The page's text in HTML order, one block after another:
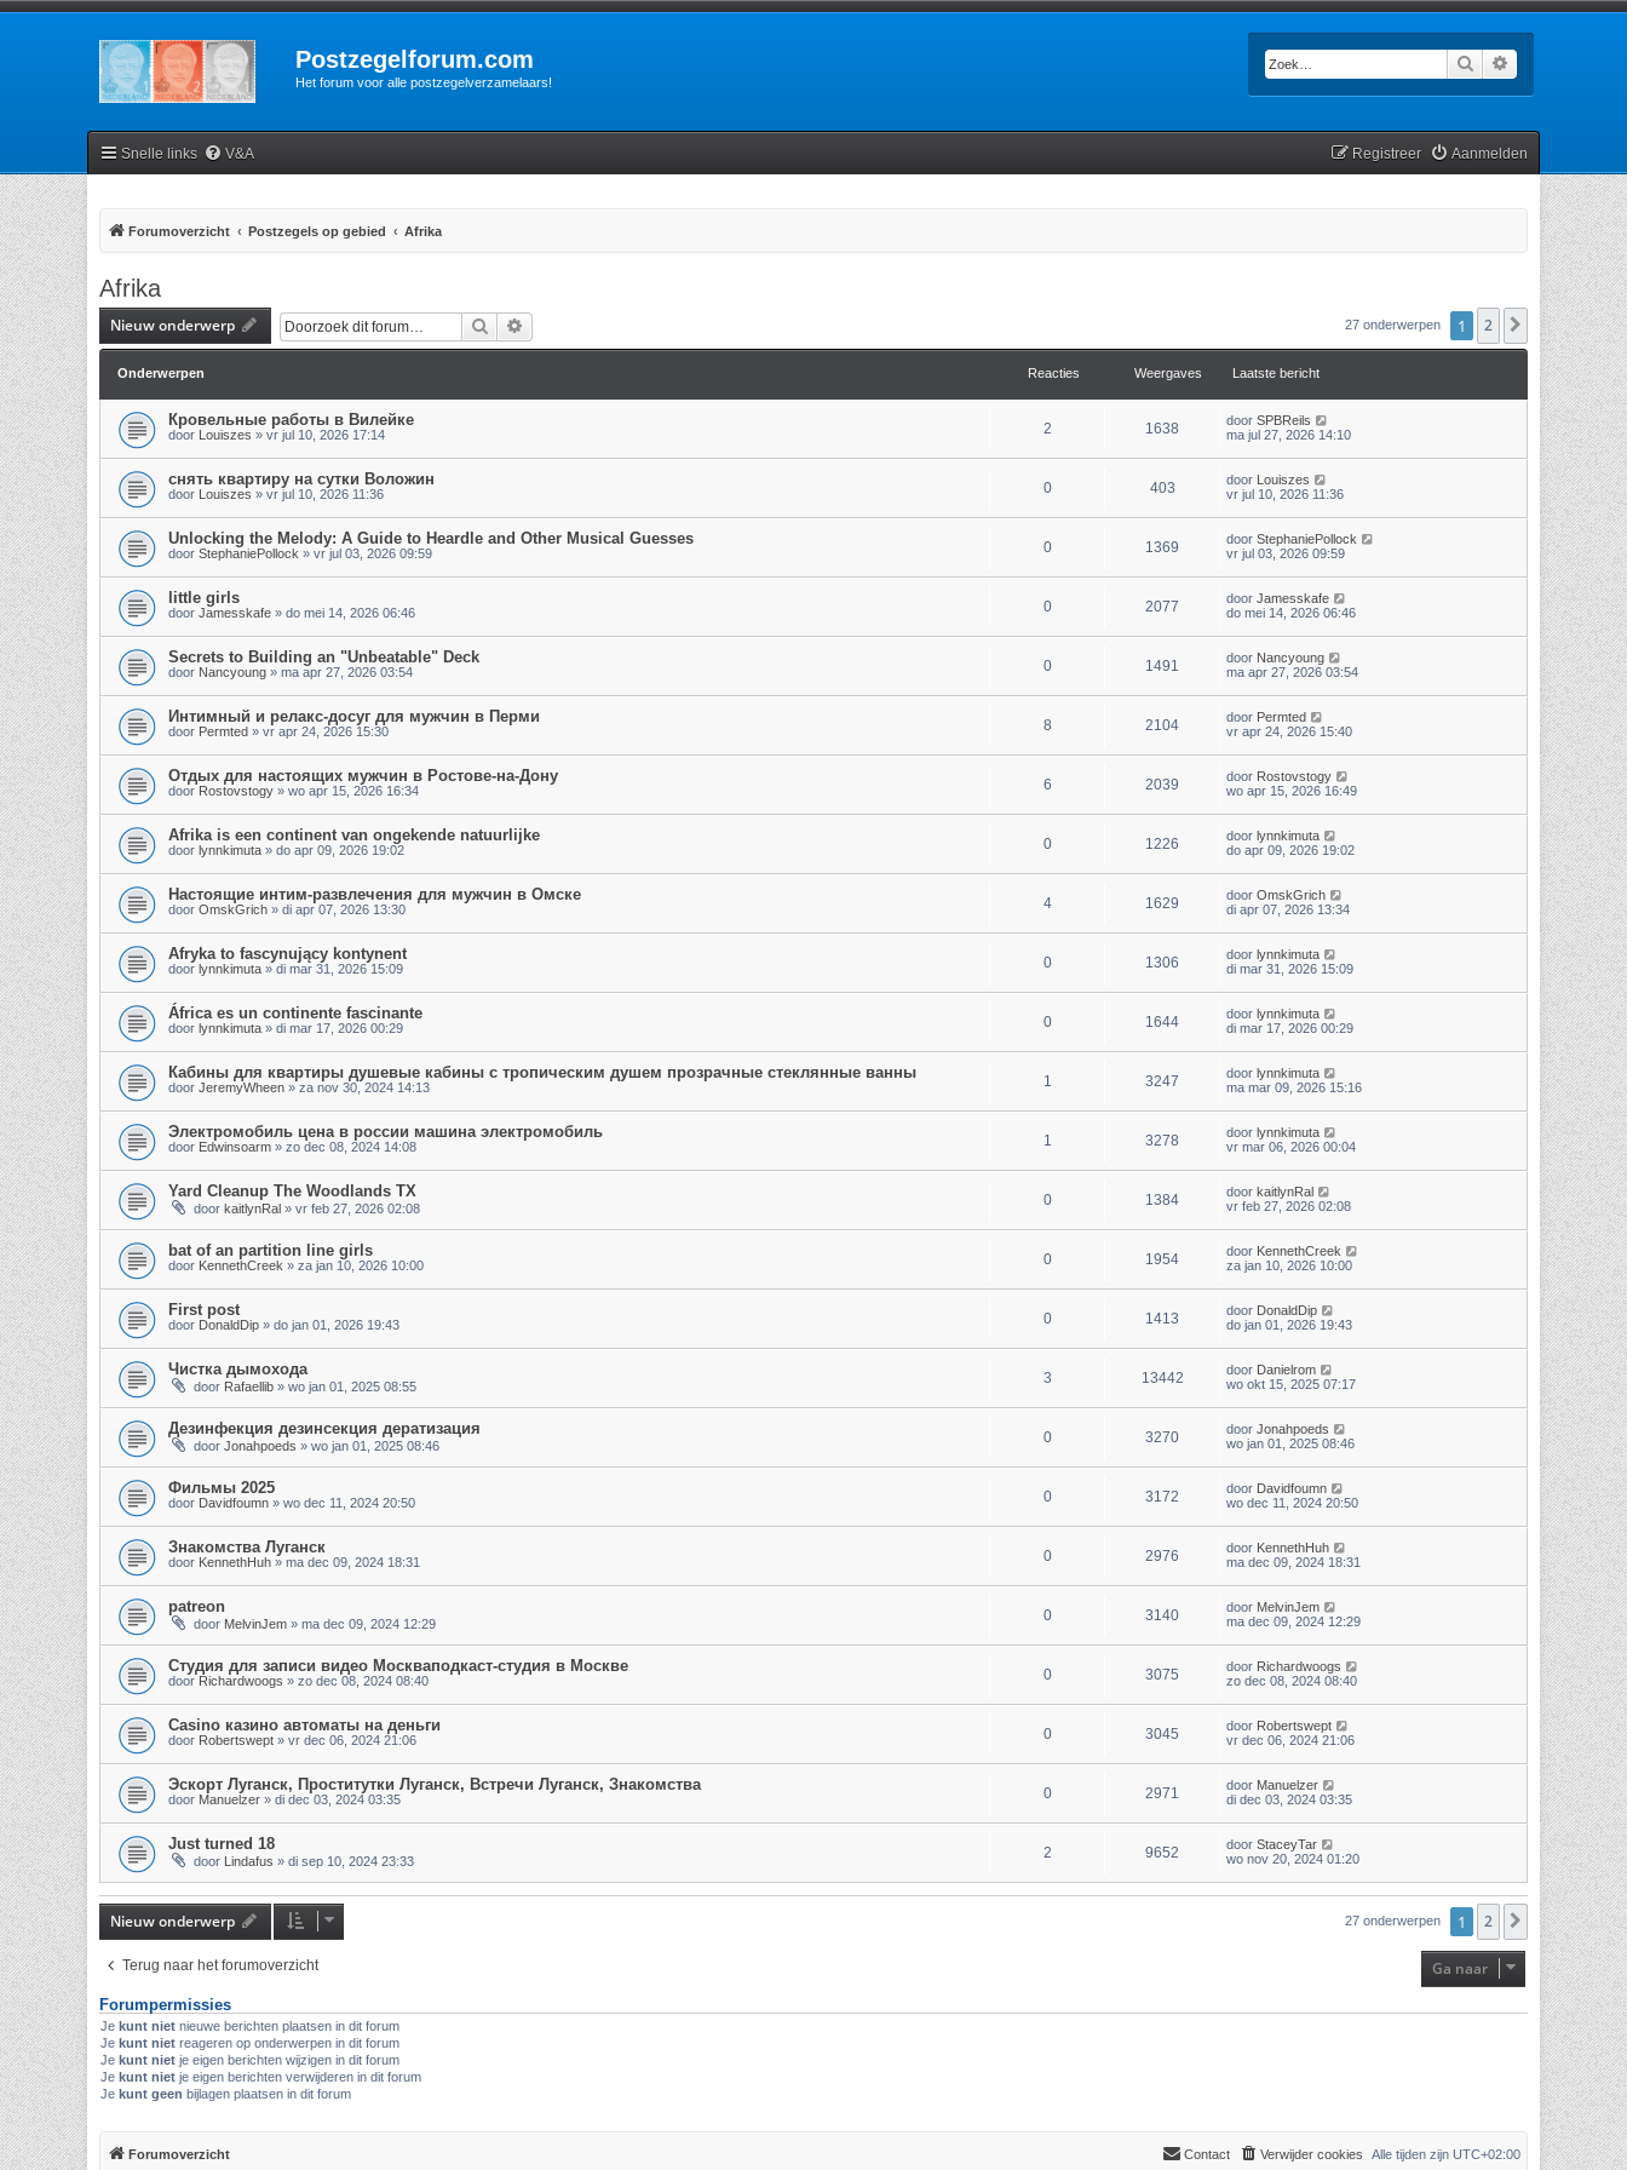
Postzegelforum.com
Het forum voor alle postzegelverzamelaars!
Zoek
Snelle links V&A Aanmelden
Registreer
Forumoverzicht Postzegels op gebied Afrika
Afrika
Nieuw onderwerp Zoek 27 onderwerpen 1 2 Volgende
Onderwerpen Reacties Weergaves Laatste bericht
Кровельные работы в Вилейке
door Louiszes » vr jul 10, 2026 17:14 2 1638 door SPBReils
ma jul 27, 2026 14:10
снять квартиру на сутки Воложин
door Louiszes » vr jul 10, 2026 11:36 0 403 door Louiszes
vr jul 10, 2026 11:36
Unlocking the Melody: A Guide to Heardle and Other Musical Guesses
door StephaniePollock » vr jul 03, 2026 09:59 0 1369 door StephaniePollock
vr jul 03, 2026 09:59
little girls
door Jamesskafe » do mei 14, 2026 06:46 0 2077 door Jamesskafe
do mei 14, 2026 06:46
Secrets to Building an "Unbeatable" Deck
door Nancyoung » ma apr 27, 2026 03:54 0 1491 door Nancyoung
ma apr 27, 2026 03:54
Интимный и релакс-досуг для мужчин в Перми
door Permted » vr apr 24, 2026 15:30 8 2104 door Permted
vr apr 24, 2026 15:40
Отдых для настоящих мужчин в Ростове-на-Дону
door Rostovstogy » wo apr 15, 2026 16:34 6 2039 door Rostovstogy
wo apr 15, 2026 16:49
Afrika is een continent van ongekende natuurlijke
door lynnkimuta » do apr 09, 2026 19:02 0 1226 door lynnkimuta
do apr 09, 2026 19:02
Настоящие интим-развлечения для мужчин в Омске
door OmskGrich » di apr 07, 2026 13:30 4 1629 door OmskGrich
di apr 07, 2026 13:34
Afryka to fascynujący kontynent
door lynnkimuta » di mar 31, 2026 15:09 0 1306 door lynnkimuta
di mar 31, 2026 15:09
África es un continente fascinante
door lynnkimuta » di mar 17, 2026 00:29 0 1644 door lynnkimuta
di mar 17, 2026 00:29
Кабины для квартиры душевые кабины с тропическим душем прозрачные стеклянные ванны
door JeremyWheen » za nov 30, 2024 14:13 1 3247 door lynnkimuta
ma mar 09, 2026 15:16
Электромобиль цена в россии машина электромобиль
door Edwinsoarm » zo dec 08, 2024 14:08 1 3278 door lynnkimuta
vr mar 06, 2026 00:04
Yard Cleanup The Woodlands TX
door kaitlynRal » vr feb 27, 2026 02:08 0 1384 door kaitlynRal
vr feb 27, 2026 02:08
bat of an partition line girls
door KennethCreek » za jan 10, 2026 10:00 0 1954 door KennethCreek
za jan 10, 2026 10:00
First post
door DonaldDip » do jan 01, 2026 19:43 0 1413 door DonaldDip
do jan 01, 2026 19:43
Чистка дымохода
door Rafaellib » wo jan 01, 2025 08:55 3 13442 door Danielrom
wo okt 15, 2025 07:17
Дезинфекция дезинсекция дератизация
door Jonahpoeds » wo jan 01, 2025 08:46 0 3270 door Jonahpoeds
wo jan 01, 2025 08:46
Фильмы 2025
door Davidfoumn » wo dec 11, 2024 20:50 0 3172 door Davidfoumn
wo dec 11, 2024 20:50
Знакомства Луганск
door KennethHuh » ma dec 09, 2024 18:31 0 2976 door KennethHuh
ma dec 09, 2024 18:31
patreon
door MelvinJem » ma dec 09, 2024 12:29 0 3140 door MelvinJem
ma dec 09, 2024 12:29
Студия для записи видео Москваподкаст-студия в Москве
door Richardwoogs » zo dec 08, 2024 08:40 0 3075 door Richardwoogs
zo dec 08, 2024 08:40
Casino казино автоматы на деньги
door Robertswept » vr dec 06, 2024 21:06 0 3045 door Robertswept
vr dec 06, 2024 21:06
Эскорт Луганск, Проститутки Луганск, Встречи Луганск, Знакомства
door Manuelzer » di dec 03, 2024 03:35 0 2971 door Manuelzer
di dec 03, 2024 03:35
Just turned 18
door Lindafus » di sep 10, 2024 23:33 2 9652 door StaceyTar
wo nov 20, 2024 01:20
Nieuw onderwerp 27 onderwerpen 1 2 Volgende
Terug naar het forumoverzicht Ga naar
Forumpermissies
Je kunt niet nieuwe berichten plaatsen in dit forum
Je kunt niet reageren op onderwerpen in dit forum
Je kunt niet je eigen berichten wijzigen in dit forum
Je kunt niet je eigen berichten verwijderen in dit forum
Je kunt geen bijlagen plaatsen in dit forum
Forumoverzicht Alle tijden zijn UTC+02:00
Verwijder cookies
Contact